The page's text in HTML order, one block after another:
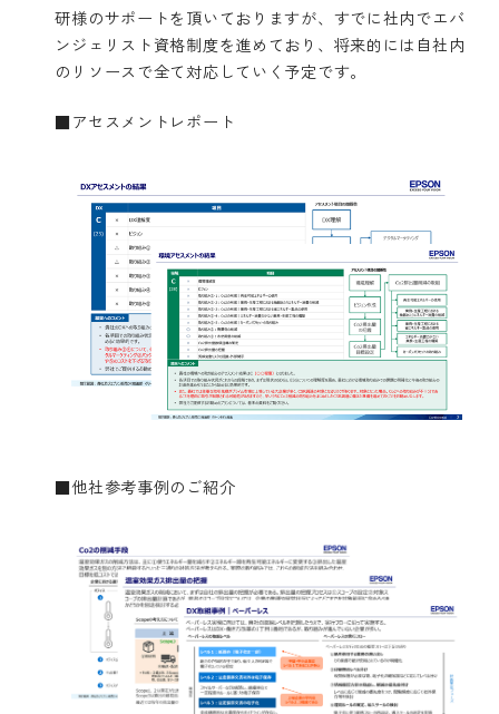
研様のサポートを頂いておりますが、すでに社内でエバ
ンジェリスト資格制度を進めており、将来的には自社内
のリソースで全て対応していく予定です。
■アセスメントレポート
■他社参考事例のご紹介